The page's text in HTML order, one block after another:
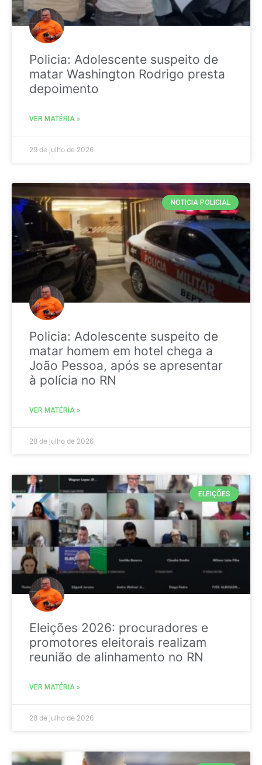
Policia: Adolescente suspeito de
matar Washington Rodrigo presta
depoimento
VER MATÉRIA »
29 de julho de 2026
NOTICIA POLICIAL
Policia: Adolescente suspeito de
matar homem em hotel chega a
João Pessoa, após se apresentar
à polícia no RN
VER MATÉRIA »
28 de julho de 2026
ELEIÇÕES
Eleições 2026: procuradores e
promotores eleitorais realizam
reunião de alinhamento no RN
VER MATÉRIA »
28 de julho de 2026